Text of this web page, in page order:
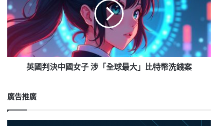
會！
決
中
國
女
子
涉
大」
英國判決中國女子 涉「全球最大」比特幣洗錢案
廣告推廣